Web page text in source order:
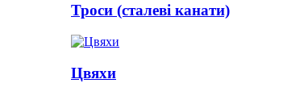
Троси (сталеві канати)
Цвяхи